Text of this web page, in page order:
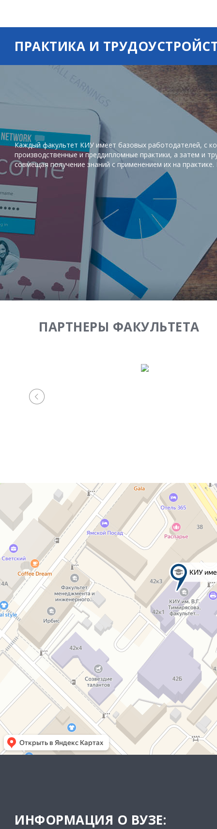
ПРАКТИКА И
Каждый факультет КИУ имеет базовых работодателей, с
производственные и преддипломные практики, а затем и
совмещая получение знаний с применением их на
ПАРТНЕРЫ ФАКУЛЬТЕТА
ИНФОРМАЦИЯ О ВУЗЕ: